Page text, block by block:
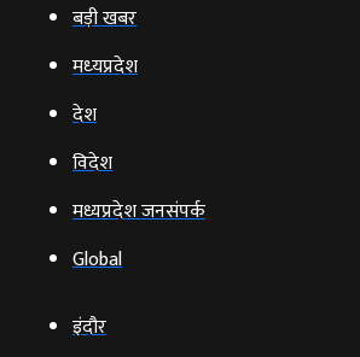
बड़ी खबर
मध्‍यप्रदेश
देश
विदेश
मध्यप्रदेश जनसंपर्क
Global
इंदौर